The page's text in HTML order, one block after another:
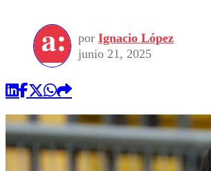
Seleccion Chilena
Torneo Internacional
Universidad de Chile
Economía
Internacional
Sustentabilidad
Publicaciones en medios
Opinión
por Ignacio López
junio 21, 2025